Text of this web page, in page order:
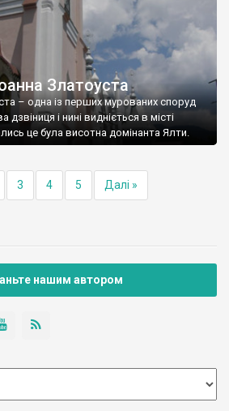
Златоуста
– одна із перших мурованих споруд
і нині видніється в місті
це була висотна домінанта Ялти.
3 4 5 Далі »
нашим автором